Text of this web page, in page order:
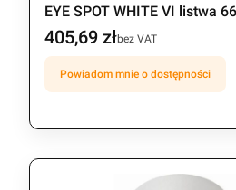
EYE SPOT WHITE VI listwa
Cena
405,69 złbez VAT
Powiadom mnie o dostępności